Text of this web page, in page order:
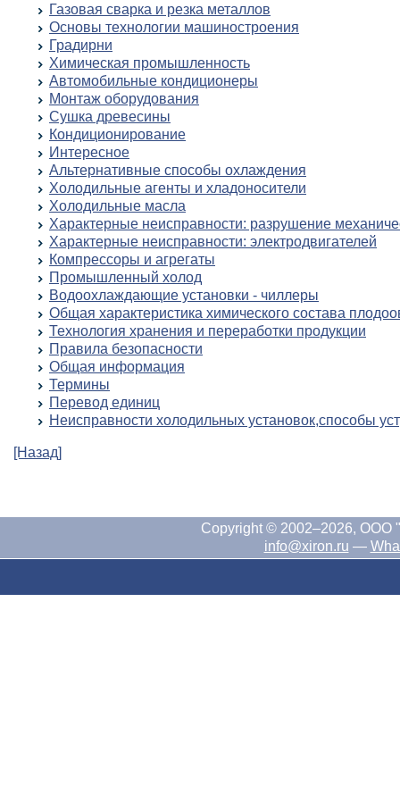
Газовая сварка и резка металлов
Основы технологии машиностроения
Градирни
Химическая промышленность
Автомобильные кондиционеры
Монтаж оборудования
Сушка древесины
Кондиционирование
Интересное
Альтернативные способы охлаждения
Холодильные агенты и хладоносители
Холодильные масла
Характерные неисправности: разрушение
Характерные неисправности: электродвигателей
Компрессоры и агрегаты
Промышленный холод
Водоохлаждающие установки - чиллеры
Общая характеристика химического состава
Технология хранения и переработки продукции
Правила безопасности
Общая информация
Термины
Перевод единиц
Неисправности холодильных установок,способы
[Назад]
Copyright © 2002–2026, ООО
info@xiron.ru —